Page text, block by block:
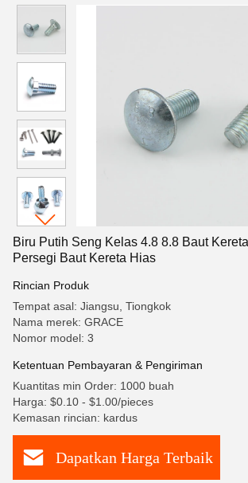
Biru Putih Seng Kelas 4.8 8.8 Baut
Persegi Baut Kereta Hias
Rincian Produk
Tempat asal: Jiangsu, Tiongkok
Nama merek: GRACE
Nomor model: 3
Ketentuan Pembayaran & Pengiriman
Kuantitas min Order: 1000 buah
Harga: $0.10 - $1.00/pieces
Kemasan rincian: kardus
Dapatkan Harga Terbaik